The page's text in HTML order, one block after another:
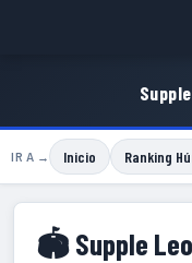
IR A → Inicio Ranking
🏟 Supple